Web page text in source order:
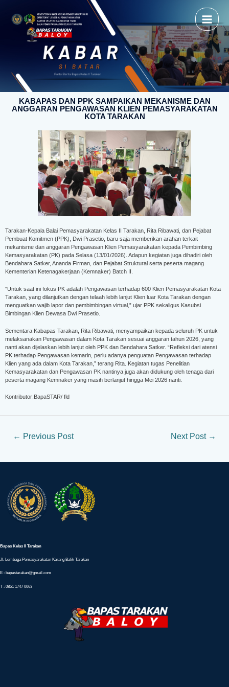
KABAPAS DAN PPK SAMPAIKAN MEKANISME DAN
ANGGARAN PENGAWASAN KLIEN PEMASYARAKATAN
KOTA TARAKAN
Tarakan-Kepala Balai Pemasyarakatan Kelas II Tarakan, Rita Ribawati, dan Pejabat
Pembuat Komitmen (PPK), Dwi Prasetio, baru saja memberikan arahan terkait
mekanisme dan anggaran Pengawasan Klien Pemasyarakatan kepada Pembimbing
Kemasyarakatan (PK) pada Selasa (13/01/2026). Adapun kegiatan juga dihadiri oleh
Bendahara Satker, Ananda Firman, dan Pejabat Struktural serta peserta magang
Kementerian Ketenagakerjaan (Kemnaker) Batch II.
“Untuk saat ini fokus PK adalah Pengawasan terhadap 600 Klien Pemasyarakatan Kota
Tarakan, yang dilanjutkan dengan telaah lebih lanjut Klien luar Kota Tarakan dengan
menguatkan wajib lapor dan pembimbingan virtual,” ujar PPK sekaligus Kasubsi
Bimbingan Klien Dewasa Dwi Prasetio.
Sementara Kabapas Tarakan, Rita Ribawati, menyampaikan kepada seluruh PK untuk
melaksanakan Pengawasan dalam Kota Tarakan sesuai anggaran tahun 2026, yang
nanti akan dijelaskan lebih lanjut oleh PPK dan Bendahara Satker. “Refleksi dari atensi
PK terhadap Pengawasan kemarin, perlu adanya penguatan Pengawasan terhadap
Klien yang ada dalam Kota Tarakan,” terang Rita. Kegiatan tugas Penelitian
Kemasyarakatan dan Pengawasan PK nantinya juga akan didukung oleh tenaga dari
peserta magang Kemnaker yang masih berlanjut hingga Mei 2026 nanti.
Kontributor:BapaSTAR/ fld
← Previous Post Next Post →
Bapas Kelas II Tarakan
Jl. Lembaga Pemasyarakatan Karang Balik Tarakan
E : bapastarakan@gmail.com
T : 0851 1747 0063